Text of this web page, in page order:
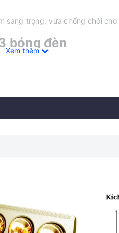
sang trọng, vừa chống chói
bóng đèn
đèn tiện lợi, linh hoạt.
người sử dụng.
Xem thêm